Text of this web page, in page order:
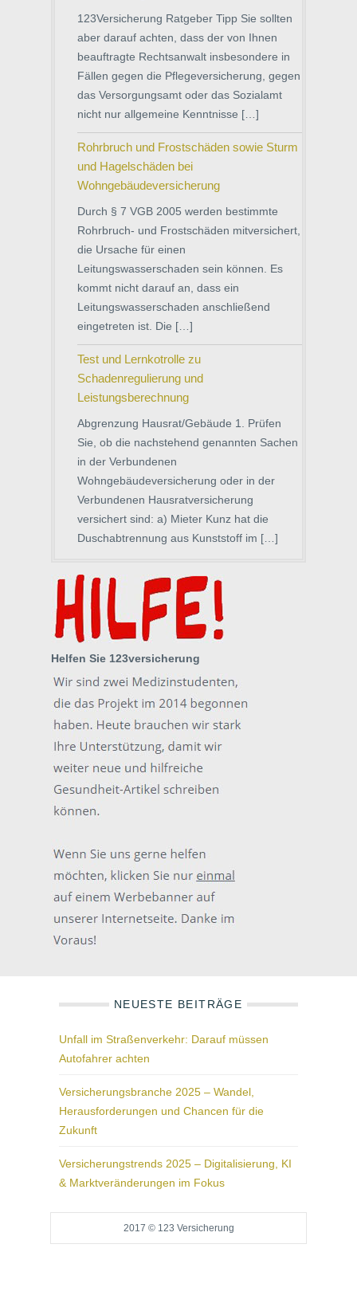
123Versicherung Ratgeber Tipp Sie sollten
aber darauf achten, dass der von Ihnen
beauftragte Rechtsanwalt insbesondere in
Fällen gegen die Pflegeversicherung, gegen
das Versorgungsamt oder das Sozialamt
nicht nur allgemeine Kenntnisse […]
Rohrbruch und Frostschäden sowie Sturm
und Hagelschäden bei
Wohngebäudeversicherung
Durch § 7 VGB 2005 werden bestimmte
Rohrbruch- und Frostschäden mitversichert,
die Ursache für einen
Leitungswasserschaden sein können. Es
kommt nicht darauf an, dass ein
Leitungswasserschaden anschließend
eingetreten ist. Die […]
Test und Lernkotrolle zu
Schadenregulierung und
Leistungsberechnung
Abgrenzung Hausrat/Gebäude 1. Prüfen
Sie, ob die nachstehend genannten Sachen
in der Verbundenen
Wohngebäudeversicherung oder in der
Verbundenen Hausratversicherung
versichert sind: a) Mieter Kunz hat die
Duschabtrennung aus Kunststoff im […]
Helfen Sie 123versicherung
NEUESTE BEITRÄGE
Unfall im Straßenverkehr: Darauf müssen
Autofahrer achten
Versicherungsbranche 2025 – Wandel,
Herausforderungen und Chancen für die
Zukunft
Versicherungstrends 2025 – Digitalisierung, KI
& Marktveränderungen im Fokus
2017 © 123 Versicherung